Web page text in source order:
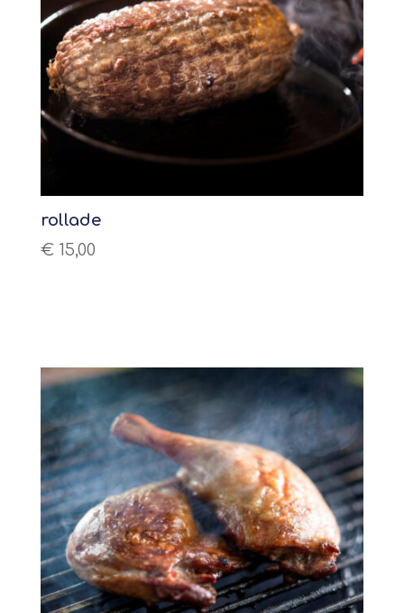
rollade
€ 15,00